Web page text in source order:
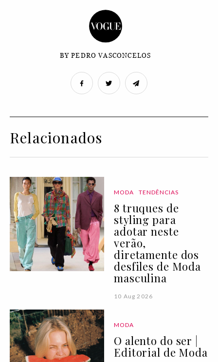
BY PEDRO VASCONCELOS
Relacionados
MODA TENDÊNCIAS
8 truques de
styling para
adotar neste
verão,
diretamente dos
desfiles de Moda
masculina
10 Aug 2026
MODA
O alento do ser |
Editorial de Moda